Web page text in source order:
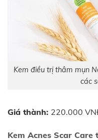
Kem điều trị thâm mụn
các
Giá thành: 220.000
Kem Acnes Scar